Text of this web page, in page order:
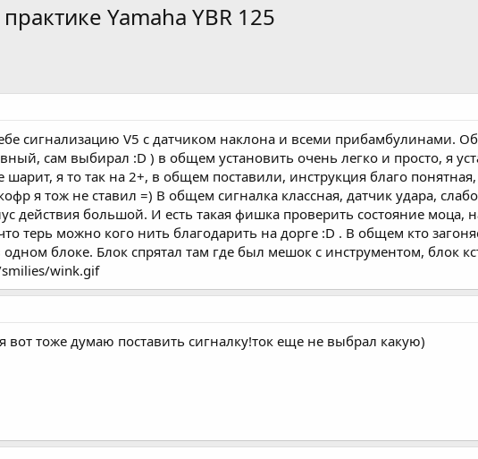
Yamaha YBR 125
сигнализацию V5 с датчиком наклона и всеми прибамбулинами.
сам выбирал :D ) в общем установить очень легко и просто, я
шарит, я то так на 2+, в общем поставили, инструкция благо
я тож не ставил =) В общем сигналка классная, датчик удара,
действия большой. И есть такая фишка проверить состояние
терь можно кого нить благодарить на дорге :D . В общем кто
одном блоке. Блок спрятал там где был мешок с инструментом, блок
wink.gif
вот тоже думаю поставить сигналку!ток еще не выбрал какую)